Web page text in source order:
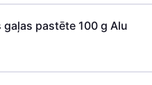
gaļas pastēte 100 g Alu